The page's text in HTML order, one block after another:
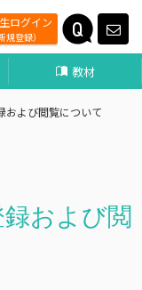
ログイン
規登録）
教材
および閲覧について
録および閲